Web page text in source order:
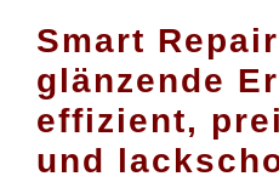
Smart
glänzende
effizient,
und